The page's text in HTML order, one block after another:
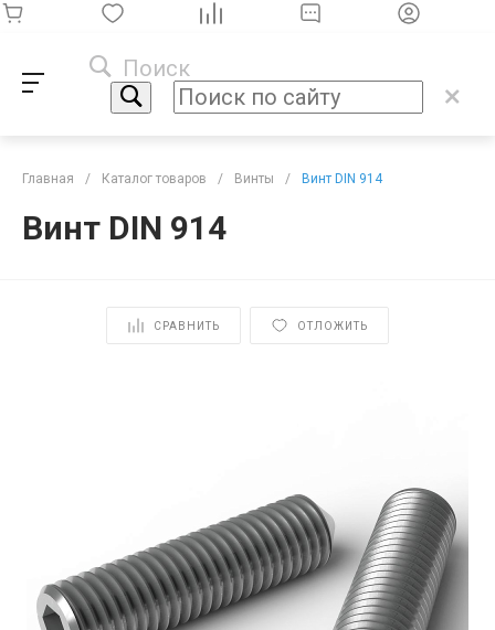
Поиск
Главная / Каталог товаров / Винты / Винт DIN 914
Винт DIN 914
СРАВНИТЬ ОТЛОЖИТЬ